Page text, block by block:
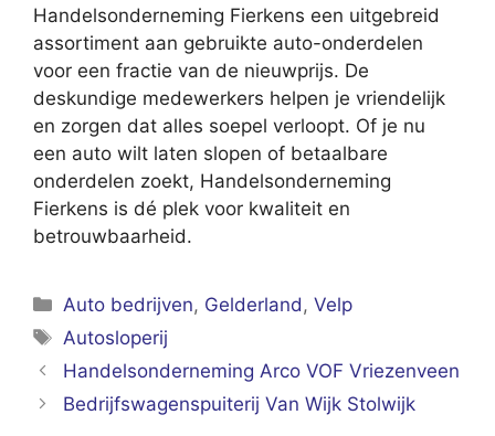
Handelsonderneming Fierkens een uitgebreid
assortiment aan gebruikte auto-onderdelen
voor een fractie van de nieuwprijs. De
deskundige medewerkers helpen je vriendelijk
en zorgen dat alles soepel verloopt. Of je nu
een auto wilt laten slopen of betaalbare
onderdelen zoekt, Handelsonderneming
Fierkens is dé plek voor kwaliteit en
betrouwbaarheid.
Categorieën
Auto bedrijven, Gelderland ,Velp
Tags
Autosloperij
Handelsonderneming Arco VOF Vriezenveen
Bedrijfswagenspuiterij Van Wijk Stolwijk